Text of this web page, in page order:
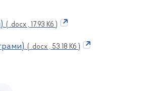
( .docx , 17.93 Кб )
( .docx , 53.18 Кб )